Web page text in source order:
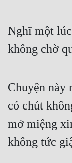
Nghĩ một
không chờ
Chuyện này
có chút
mở miệng
không tức